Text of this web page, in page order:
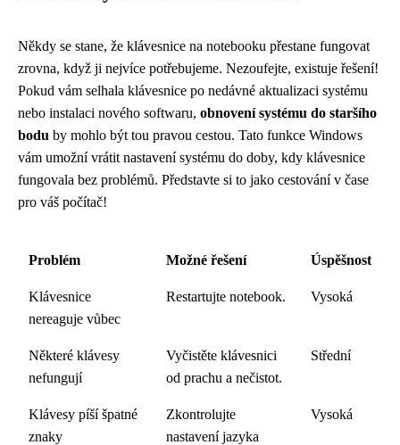
Někdy se stane, že klávesnice na notebooku přestane fungovat
zrovna, když ji nejvíce potřebujeme. Nezoufejte, existuje řešení!
Pokud vám selhala klávesnice po nedávné aktualizaci systému
nebo instalaci nového softwaru, obnovení systému do staršího
bodu by mohlo být tou pravou cestou. Tato funkce Windows
vám umožní vrátit nastavení systému do doby, kdy klávesnice
fungovala bez problémů. Představte si to jako cestování v čase
pro váš počítač!
Problém Možné řešení Úspěšnost
Klávesnice
nereaguje vůbec
Restartujte notebook. Vysoká
Některé klávesy
nefungují
Vyčistěte klávesnici
od prachu a nečistot.
Střední
Klávesy píší špatné
znaky
Zkontrolujte
nastavení jazyka
Vysoká